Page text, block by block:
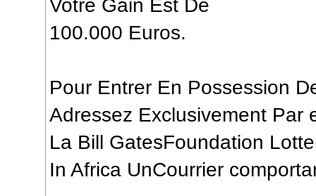
Votre Gain Est De
100.000 Euros.
Pour Entrer En Possession
Adressez Exclusivement Par
La Bill GatesFoundation
In Africa UnCourrier